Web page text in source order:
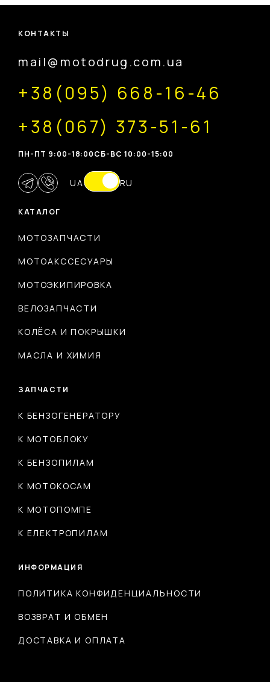
КАТАЛОГ
МОТОЗАПЧАСТИ
МОТОАКССЕСУАРЫ
МОТОЭКИПИРОВКА
ВЕЛОЗАПЧАСТИ
КОЛЁСА И ПОКРЫШКИ
МАСЛА И ХИМИЯ
ЗАПЧАСТИ
К БЕНЗОГЕНЕРАТОРУ
К МОТОБЛОКУ
К БЕНЗОПИЛАМ
К МОТОКОСАМ
К МОТОПОМПЕ
К ЕЛЕКТРОПИЛАМ
ИНФОРМАЦИЯ
ПОЛИТИКА КОНФИДЕНЦИАЛЬНОСТИ
ВОЗВРАТ И ОБМЕН
ДОСТАВКА И ОПЛАТА
КОНТАКТЫ
mail@motodrug.com.ua
+38(095) 668-16-46
+38(067) 373-51-61
ПН-ПТ 9:00-18:00CБ-ВС 10:00-15:00
UA RU